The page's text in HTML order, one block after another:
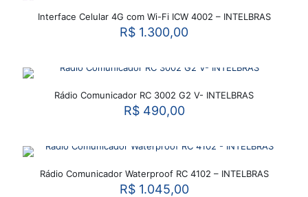
Interface Celular 4G com Wi-Fi ICW 4002 – INTELBRAS
R$ 1.300,00
Rádio Comunicador RC 3002 G2 V- INTELBRAS
R$490,00
Rádio Comunicador Waterproof RC 4102 – INTELBRAS
R$1.045,00